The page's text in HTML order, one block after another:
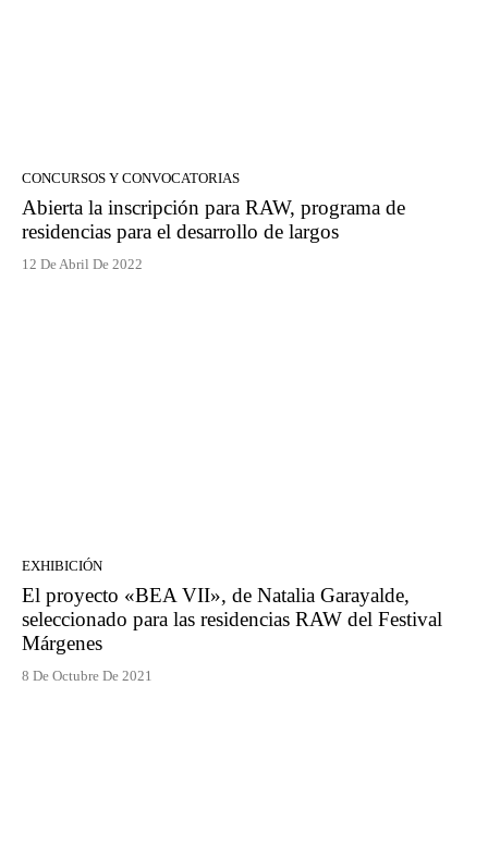
CONCURSOS Y CONVOCATORIAS
Abierta la inscripción para RAW, programa de
residencias para el desarrollo de largos
12 De Abril De 2022
EXHIBICIÓN
El proyecto «BEA VII», de Natalia Garayalde,
seleccionado para las residencias RAW del Festival
Márgenes
8 De Octubre De 2021